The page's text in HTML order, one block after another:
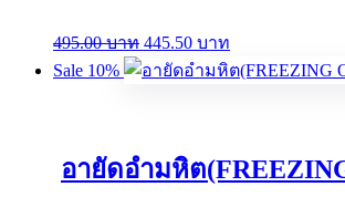
495.00บาท Original
price
was:
445.50 บาท
price
is:
Sale 10%
อายัดอำมหิต